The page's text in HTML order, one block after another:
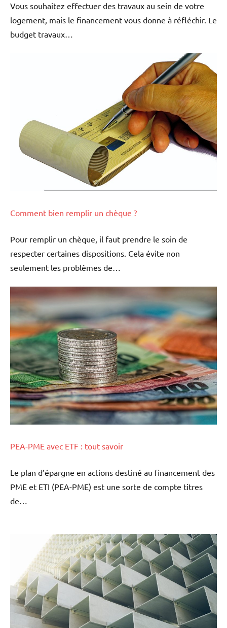
Vous souhaitez effectuer des travaux au sein de votre
logement, mais le financement vous donne à réfléchir. Le
budget travaux…
Comment bien remplir un chèque ?
Pour remplir un chèque, il faut prendre le soin de
respecter certaines dispositions. Cela évite non
seulement les problèmes de…
PEA-PME avec ETF : tout savoir
Le plan d’épargne en actions destiné au financement des
PME et ETI (PEA-PME) est une sorte de compte titres
de…